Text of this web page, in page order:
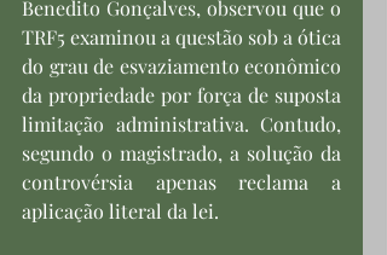
Benedito Gonçalves, observou que o
TRF5 examinou a questão sob a ótica
do grau de esvaziamento econômico
da propriedade por força de suposta
limitação administrativa. Contudo,
segundo o magistrado, a solução da
controvérsia apenas reclama a
aplicação literal da lei.